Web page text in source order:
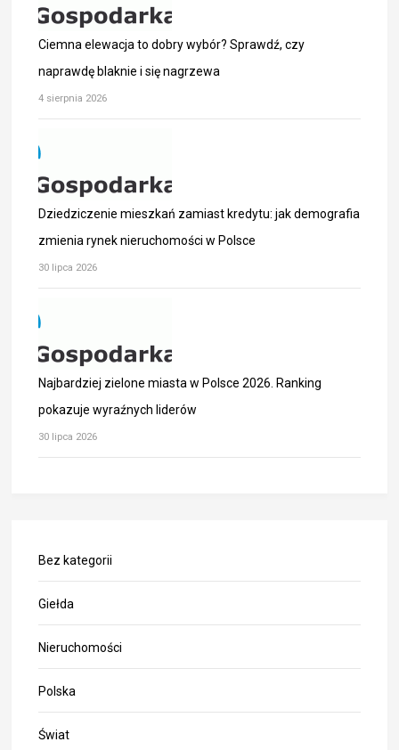
Ciemna elewacja to dobry wybór? Sprawdź, czy
naprawdę blaknie i się nagrzewa
4 sierpnia 2026
Dziedziczenie mieszkań zamiast kredytu: jak demografia
zmienia rynek nieruchomości w Polsce
30 lipca 2026
Najbardziej zielone miasta w Polsce 2026. Ranking
pokazuje wyraźnych liderów
30 lipca 2026
Bez kategorii
Giełda
Nieruchomości
Polska
Świat